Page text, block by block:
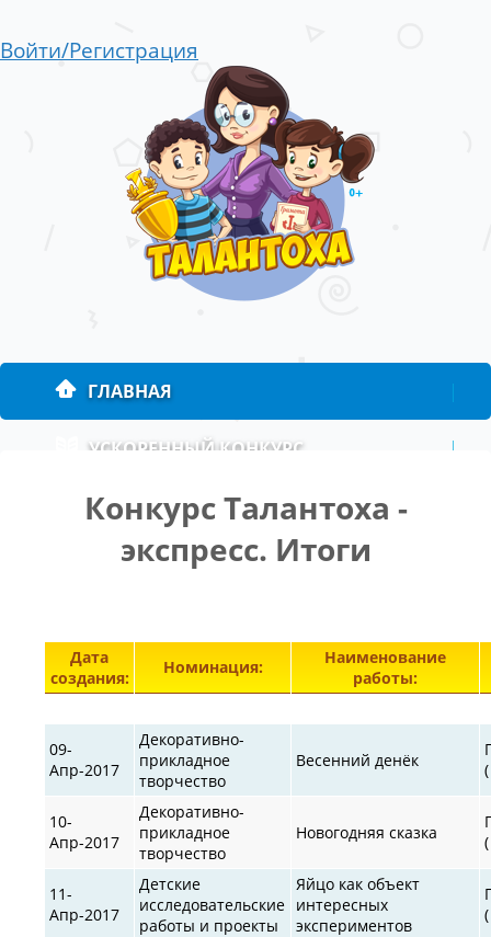
Войти/Регистрация
ГЛАВНАЯ |
УСКОРЕННЫЙ КОНКУРС |
ПРАВИЛА | | КОНТАКТЫ
Конкурс Талантоха -
экспресс. Итоги
Дата
создания:
Номинация:
Наименование
работы:
09-
Апр-2017
Декоративно-
прикладное
творчество
Весенний денёк
10-
Апр-2017
Декоративно-
прикладное
творчество
Новогодняя сказка
11-
Апр-2017
Детские
исследовательские
работы и проекты
Яйцо как объект
интересных
экспериментов